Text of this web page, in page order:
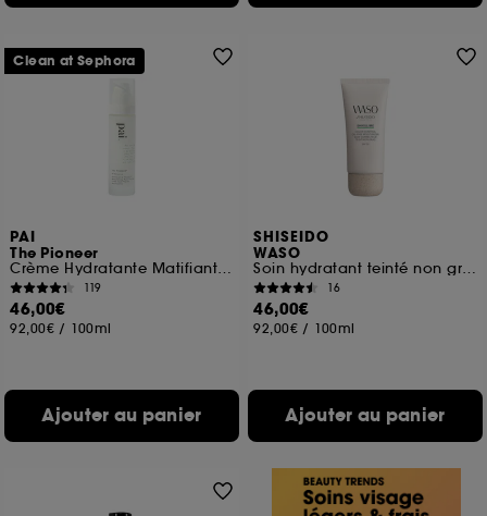
PAI
The Pioneer
Crème Hydratante Matifiante Géranium & Carthame peaux sensibles
119
46,00€
92,00€ / 100ml
Ajouter au panier
Clean at Sephora
SHISEIDO
WASO
Soin hydratant teinté non gras SPF30
16
46,00€
92,00€ / 100ml
Ajouter au panier